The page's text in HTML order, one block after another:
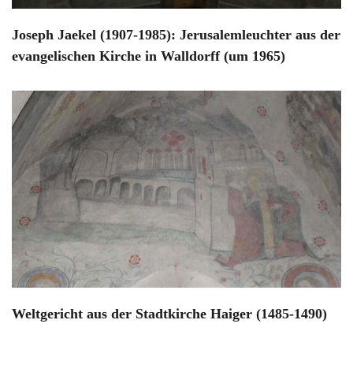
Joseph Jaekel (1907-1985): Jerusalemleuchter aus der
evangelischen Kirche in Walldorff (um 1965)
Weltgericht aus der Stadtkirche Haiger (1485-1490)